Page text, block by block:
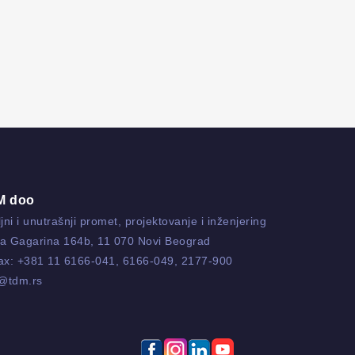
doo
i unutrašnji promet, projektovanje i inženjering
Gagarina 164b, 11 070 Novi Beograd
+381 11 6166-041 6166-049
2177-900